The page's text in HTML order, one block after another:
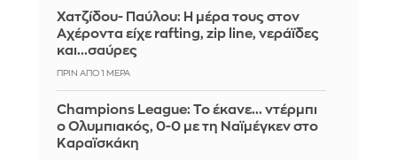
Χατζίδου- Παύλου: Η μέρα τους στον
Αχέροντα είχε rafting, zip line, νεράϊδες
και...σαύρες
ΠΡΙΝ ΑΠΌ 1 ΜΈΡΑ
Champions League: Το έκανε... ντέρμπι
ο Ολυμπιακός, 0-0 με τη Ναϊμέγκεν στο
Καραϊσκάκη